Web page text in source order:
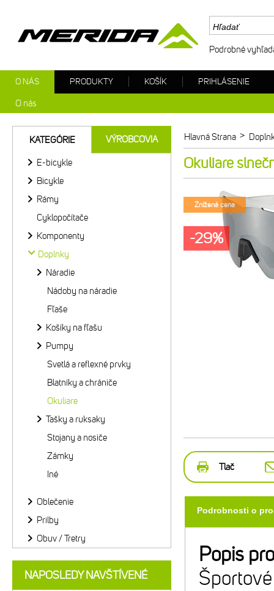
Hlavná Strana >
Okuliare
Znížená cena
-29%
Tlač
Podrobnosti o
Popis
KATEGÓRIE VÝROBCOVIA
E-bicykle
Bicykle
Rámy
Cyklopočítače
Komponenty
Doplnky
Náradie
Nádoby na náradie
Fľaše
Košíky na fľašu
Pumpy
Svetlá a reflexné prvky
Blatníky a chrániče
Okuliare
Tašky a ruksaky
Stojany a nosiče
Zámky
Iné
Oblečenie
Prilby
Obuv / Tretry
NAPOSLEDY NAVŠTÍVENÉ
Podrobné
O NÁS
O nás
PRODUKTY KOŠÍK PRIHLÁSENIE